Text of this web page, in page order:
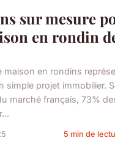
sur mesure
en rondin
maison en rondins
simple projet immobilier.
marché français, 73%
5 min de